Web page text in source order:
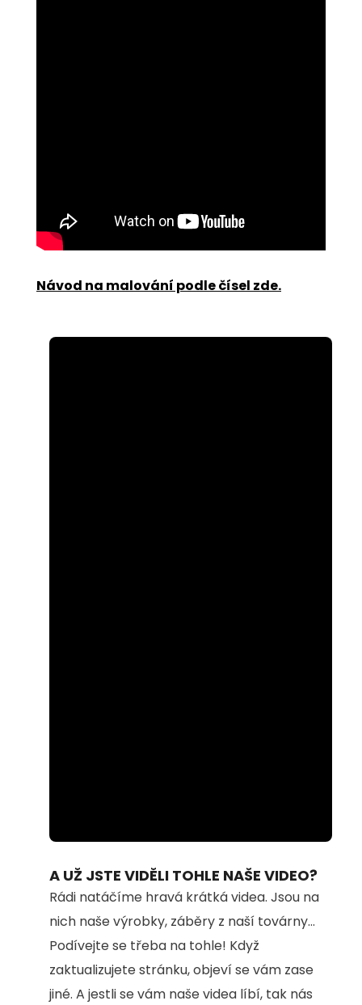
Návod na malování podle čísel zde.
100.00%
A UŽ JSTE VIDĚLI TOHLE NAŠE VIDEO?
Rádi natáčíme hravá krátká videa. Jsou na
nich naše výrobky, záběry z naší továrny...
Podívejte se třeba na tohle! Když
zaktualizujete stránku, objeví se vám zase
jiné. A jestli se vám naše videa líbí, tak nás